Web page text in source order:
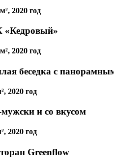
2020 год
2020 год
беседка с
2020 год
и со вкусом
2020 год
Greenflow